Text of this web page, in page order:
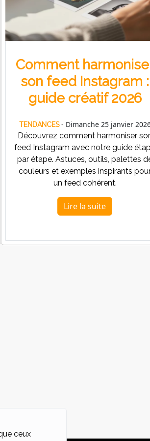
Comment
son feed Instagram :
guide créatif 2026
TENDANCES- Dimanche 25 janvier
Découvrez comment harmoniser
feed Instagram avec notre guide
par étape. Astuces, outils, palettes
couleurs et exemples inspirants
un feed cohérent.
Lire la suite
ceux